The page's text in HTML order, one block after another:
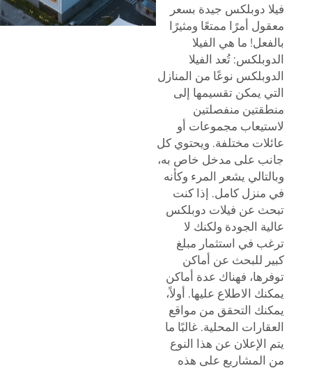
فيلا دوبلكس جيدة بسعر
معقول أمرًا ممتعًا ومثيرًا
بالفعل! ما هي الفيلا
الدوبلكس: تُعد الفيلا
الدوبلكس نوعًا من المنازل
التي يمكن تقسيمها إلى
منطقتين منفصلتين
لاستيعاب مجموعات أو
عائلات مختلفة. ويحتوي كل
جانب على مدخل خاص به،
وبالتالي يشعر المرء وكأنه
في منزل كامل. إذا كنت
تبحث عن فيلات دوبلكس
عالية الجودة ولكنك لا
ترغب في استثمار مبلغ
كبير للبحث عن أماكن
توفرها، فهناك عدة أماكن
يمكنك الاطلاع عليها. أولاً،
يمكنك التحقق من مواقع
العقارات المحلية. غالبًا ما
يتم الإعلان عن هذا النوع
من المشاريع على هذه